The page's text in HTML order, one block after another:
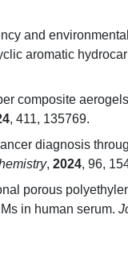
and
aromatic
composite
, 411, 135769.
diagnosis
, 2024, 96,
porous
in human serum.